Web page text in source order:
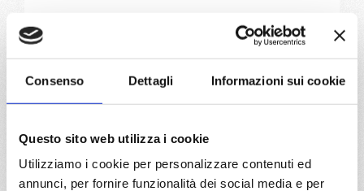
Consenso Dettagli Informazioni sui cookie
Questo sito web utilizza i cookie
Utilizziamo i cookie per personalizzare contenuti ed
annunci, per fornire funzionalità dei social media e per
a partire da